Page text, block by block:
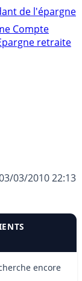
de l'épargne
Compte
retraite
03/2010 22:13
encore